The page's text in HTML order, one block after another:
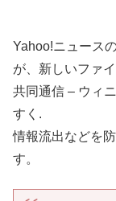
Yahoo!ニュース
が、新しいファ
共同通信 – ウィ
すく.
情報流出などを
す。